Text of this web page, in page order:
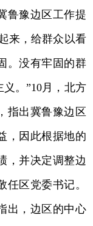
鲁豫边区工作提
来，给群众以看
。没有牢固的群
。”10月，北方
指出冀鲁豫边区
，因此根据地的
，并决定调整边
区党委书记。
出，边区的中心